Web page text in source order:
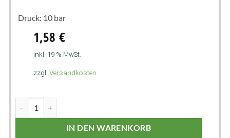
Druck: 10 bar
1,58 €
inkl. 19 % MwSt.
zzgl. Versandkosten
IN DEN WARENKORB